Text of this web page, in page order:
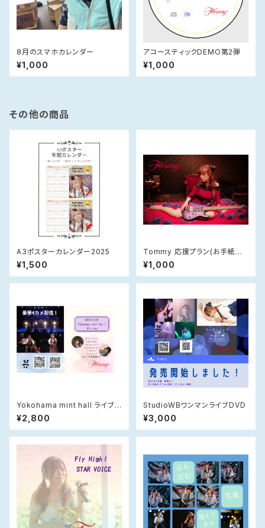
8月のスマホカレンダー
¥1,000
アコースティックDEMO第2弾
¥1,000
その他の商品
A3ポスターカレンダー2025
¥1,500
Tommy 応援プラン(お手紙郵
送)
¥1,000
Yokohama mint hall ライブ
Blu-ray DVD
¥2,800
StudioWBワンマンライブDVD
¥3,000